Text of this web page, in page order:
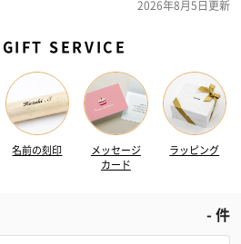
2026年8月5日更新
SERVICE
名前の刻印
メッセージ
カード
ラッピング
-件